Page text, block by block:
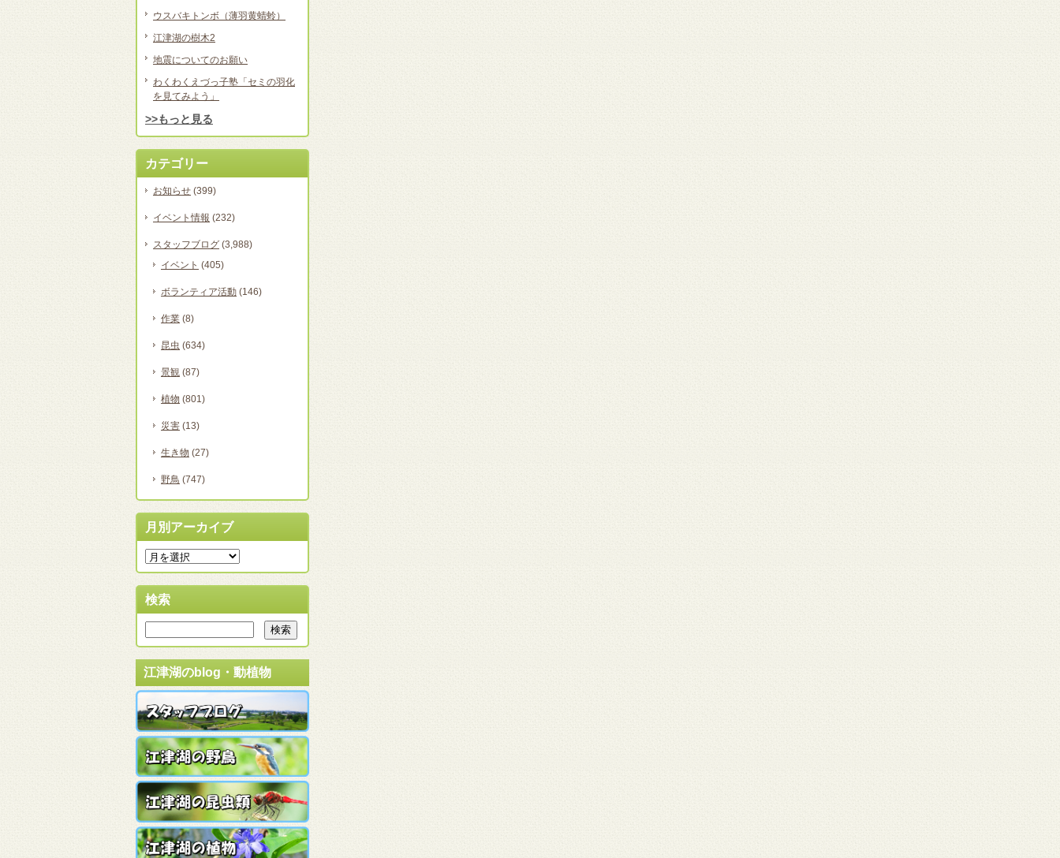
ウスバキトンボ（薄羽黄蜻蛉）
江津湖の樹木2
地震についてのお願い
わくわくえづっ子塾「セミの羽化
を見てみよう」
>>もっと見る
カテゴリー
お知らせ (399)
イベント情報 (232)
スタッフブログ (3,988)
イベント (405)
ボランティア活動 (146)
作業 (8)
昆虫 (634)
景観 (87)
植物 (801)
災害 (13)
生き物 (27)
野鳥 (747)
月別アーカイブ
検索
江津湖のblog・動植物